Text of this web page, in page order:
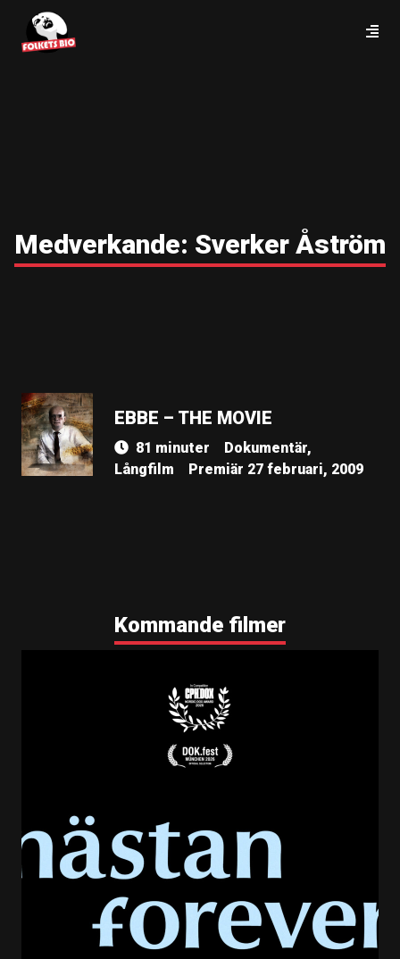
Medverkande: Sverker Åström
EBBE – THE MOVIE
81 minuter
Dokumentär,
Långfilm
Premiär 27 februari, 2009
Kommande filmer